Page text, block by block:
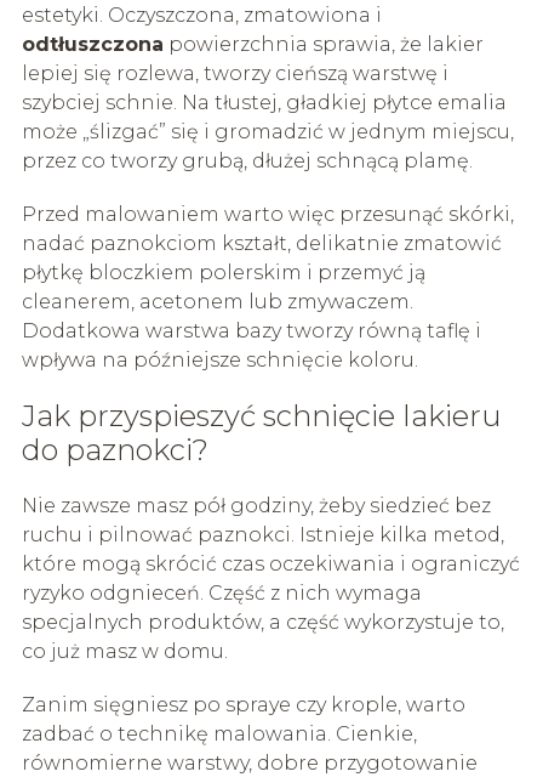
estetyki. Oczyszczona, zmatowiona i
odtłuszczona powierzchnia sprawia, że lakier
lepiej się rozlewa, tworzy cieńszą warstwę i
szybciej schnie. Na tłustej, gładkiej płytce emalia
może „ślizgać” się i gromadzić w jednym miejscu,
przez co tworzy grubą, dłużej schnącą plamę.
Przed malowaniem warto więc przesunąć skórki,
nadać paznokciom kształt, delikatnie zmatowić
płytkę bloczkiem polerskim i przemyć ją
cleanerem, acetonem lub zmywaczem.
Dodatkowa warstwa bazy tworzy równą taflę i
wpływa na późniejsze schnięcie koloru.
Jak przyspieszyć schnięcie lakieru
do paznokci?
Nie zawsze masz pół godziny, żeby siedzieć bez
ruchu i pilnować paznokci. Istnieje kilka metod,
które mogą skrócić czas oczekiwania i ograniczyć
ryzyko odgnieceń. Część z nich wymaga
specjalnych produktów, a część wykorzystuje to,
co już masz w domu.
Zanim sięgniesz po spraye czy krople, warto
zadbać o technikę malowania. Cienkie,
równomierne warstwy, dobre przygotowanie